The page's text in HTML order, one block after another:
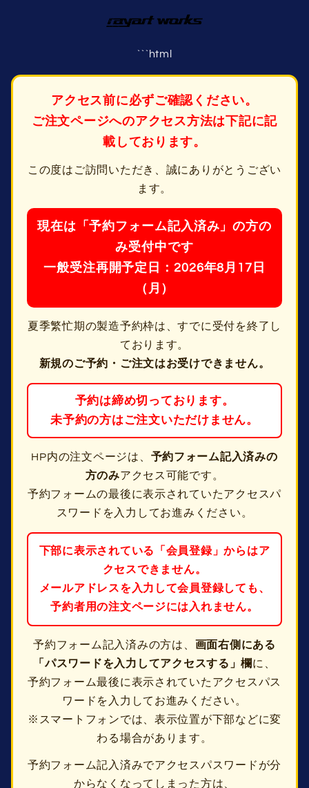
```html
アクセス前に必ずご確認ください。
ご注文ページへのアクセス方法は下記に記
載しております。
この度はご訪問いただき、誠にありがとうござい
ます。
現在は「予約フォーム記入済み」の方の
み受付中です
一般受注再開予定日：2026年8月17日
（月）
夏季繁忙期の製造予約枠は、すでに受付を終了し
ております。
新規のご予約・ご注文はお受けできません。
予約は締め切っております。
未予約の方はご注文いただけません。
HP内の注文ページは、 予約フォーム記入済みの
方のみアクセス可能です。
予約フォームの最後に表示されていたアクセスパ
スワードを入力してお進みください。
下部に表示されている「会員登録」からはア
クセスできません。
メールアドレスを入力して会員登録しても、
予約者用の注文ページには入れません。
予約フォーム記入済みの方は、 画面右側にある
「パスワードを入力してアクセスする」欄に、
予約フォーム最後に表示されていたアクセスパス
ワードを入力してお進みください。
※スマートフォンでは、表示位置が下部などに変
わる場合があります。
予約フォーム記入済みでアクセスパスワードが分
からなくなってしまった方は、